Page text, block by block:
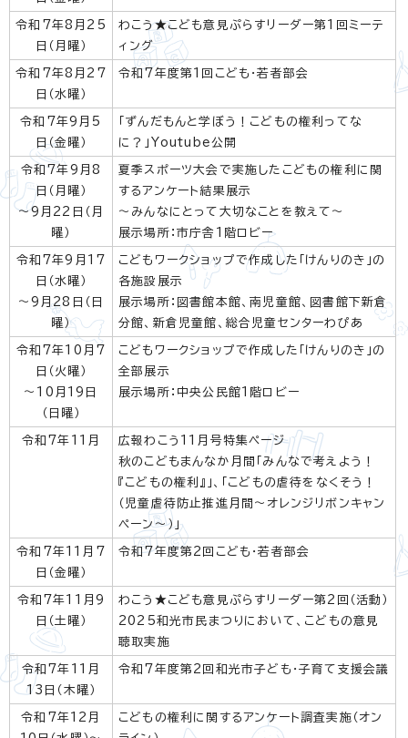
令和7年8月25
日（月曜）
わこう★こども意見ぷらすリーダー第1回ミーテ
ィング
令和7年8月27
日（水曜）
令和7年度第1回こども・若者部会
令和7年9月5
日（金曜）
「ずんだもんと学ぼう！こどもの権利ってな
に？」Youtube公開
令和7年9月8
日（月曜）
～9月22日（月
曜）
夏季スポーツ大会で実施したこどもの権利に関
するアンケート結果展示
～みんなにとって大切なことを教えて～
展示場所：市庁舎1階ロビー
令和7年9月17
日（水曜）
～9月28日（日
曜）
こどもワークショップで作成した「けんりのき」の
各施設展示
展示場所：図書館本館、南児童館、図書館下新倉
分館、新倉児童館、総合児童センターわぴあ
令和7年10月7
日（火曜）
～10月19日
（日曜）
こどもワークショップで作成した「けんりのき」の
全部展示
展示場所：中央公民館1階ロビー
令和7年11月
広報わこう11月号特集ページ
秋のこどもまんなか月間「みんなで考えよう！
『こどもの権利』」、「こどもの虐待をなくそう！
（児童虐待防止推進月間～オレンジリボンキャン
ペーン～）」
令和7年11月7
日（金曜）
令和7年度第2回こども・若者部会
令和7年11月9
日（土曜）
わこう★こども意見ぷらすリーダー第2回（活動）
2025和光市民まつりにおいて、こどもの意見
聴取実施
令和7年11月
13日（木曜）
令和7年度第2回和光市子ども・子育て支援会議
令和7年12月
こどもの権利に関するアンケート調査実施（オン